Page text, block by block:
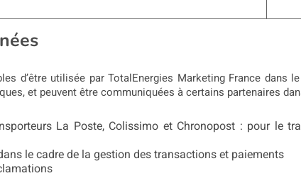
d’être utilisée par TotalEnergies Marketing France dans
et peuvent être communiquées à certains partenaires
La Poste, Colissimo et Chronopost : pour le
le cadre de la gestion des transactions et paiements